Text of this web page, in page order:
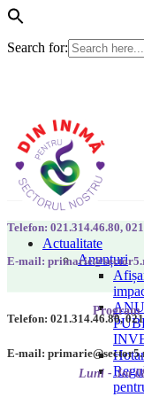
Search for:
Actualitate
Anunțuri
Telefon: 021.314.46.80,
E-mail:
Program
Luni - Joi
Telefon: 021.314.46.80,
E-mail: